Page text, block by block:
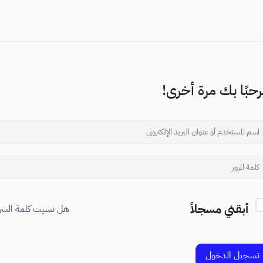
بك مرة أخرى!
أبقني مسجلاً هل نسيت كلمة
تسجيل الدخول